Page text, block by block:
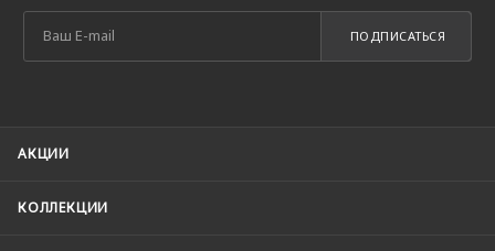
ПОДПИСАТЬСЯ
АКЦИИ
КОЛЛЕКЦИИ